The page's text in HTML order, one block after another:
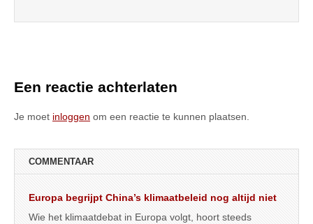
Een reactie achterlaten
Je moet inloggen om een reactie te kunnen plaatsen.
COMMENTAAR
Europa begrijpt China’s klimaatbeleid nog altijd niet
Wie het klimaatdebat in Europa volgt, hoort steeds